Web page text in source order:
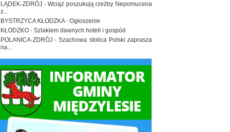
LĄDEK-ZDRÓJ - Wciąż poszukują rzeźby Nepomucena
z...
BYSTRZYCA KŁODZKA - Ogłoszenie
KŁODZKO - Szlakiem dawnych hoteli i gospód
POLANICA-ZDRÓJ - Szachowa stolica Polski zaprasza
na...